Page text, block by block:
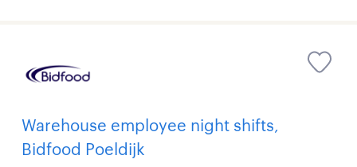
Warehouse employee night shifts,
Bidfood Poeldijk